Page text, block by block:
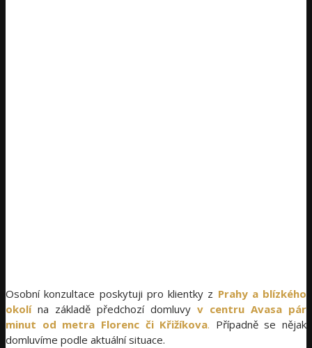
Osobní konzultace poskytuji pro klientky z Prahy a blízkého
okolí na základě předchozí domluvy v centru Avasa pár
minut od metra Florenc či Křižíkova. Případně se nějak
domluvíme podle aktuální situace.